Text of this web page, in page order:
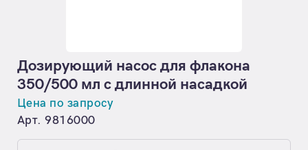
Дозирующий насос для флакона
350/500 мл с длинной насадкой
Цена по запросу
Арт. 9816000